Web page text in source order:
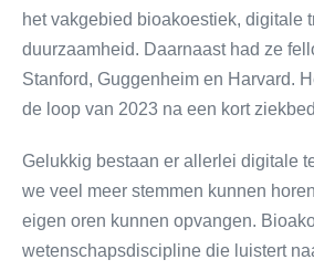
het vakgebied bioakoestiek, digitale
duurzaamheid. Daarnaast had ze
Stanford, Guggenheim en Harvard.
de loop van 2023 na een kort
Gelukkig bestaan er allerlei digitale
we veel meer stemmen kunnen
eigen oren kunnen opvangen.
wetenschapsdiscipline die luistert